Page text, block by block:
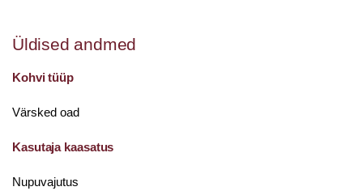
Üldised andmed
Kohvi tüüp
Värsked oad
Kasutaja kaasatus
Nupuvajutus